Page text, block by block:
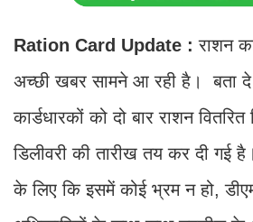
Ration Card Update : राशन
अच्छी खबर सामने आ रही है। बता
कार्डधारकों को दो बार राशन
डिलीवरी की तारीख तय कर दी गई
के लिए कि इसमें कोई भ्रम न हो,